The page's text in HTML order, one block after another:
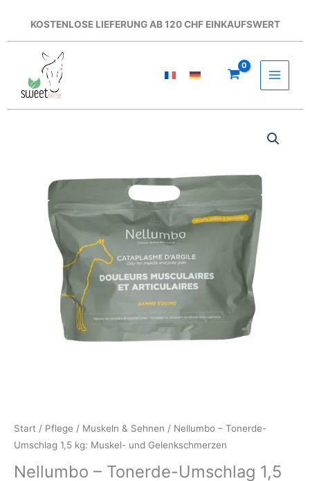
springen
KOSTENLOSE LIEFERUNG AB 120 CHF EINKAUFSWERT
Start / Pflege / Muskeln & Sehnen / Nellumbo – Tonerde-
Umschlag 1,5 kg: Muskel- und Gelenkschmerzen
Nellumbo – Tonerde-Umschlag 1,5
Muskel-
Gelenkschmerzen